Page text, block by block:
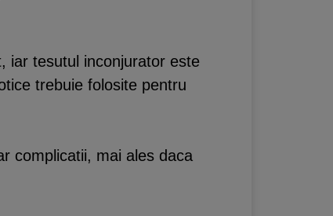
iar tesutul inconjurator este
trebuie folosite pentru
complicatii, mai ales daca